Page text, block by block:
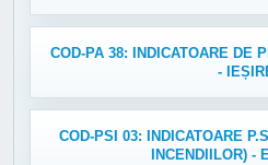
COD-PA 38: INDICATOARE DE
-
COD-PSI 03: INDICATOARE
INCENDIILOR) -